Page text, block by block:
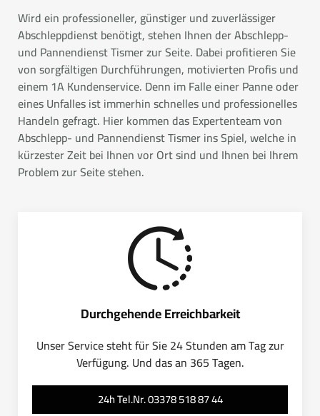
Wird ein professioneller, günstiger und zuverlässiger
Abschleppdienst benötigt, stehen Ihnen der Abschlepp-
und Pannendienst Tismer zur Seite. Dabei profitieren Sie
von sorgfältigen Durchführungen, motivierten Profis und
einem 1A Kundenservice. Denn im Falle einer Panne oder
eines Unfalles ist immerhin schnelles und professionelles
Handeln gefragt. Hier kommen das Expertenteam von
Abschlepp- und Pannendienst Tismer ins Spiel, welche in
kürzester Zeit bei Ihnen vor Ort sind und Ihnen bei Ihrem
Problem zur Seite stehen.
Durchgehende Erreichbarkeit
Unser Service steht für Sie 24 Stunden am Tag zur
Verfügung. Und das an 365 Tagen.
24h Tel.Nr. 03378 518 87 44